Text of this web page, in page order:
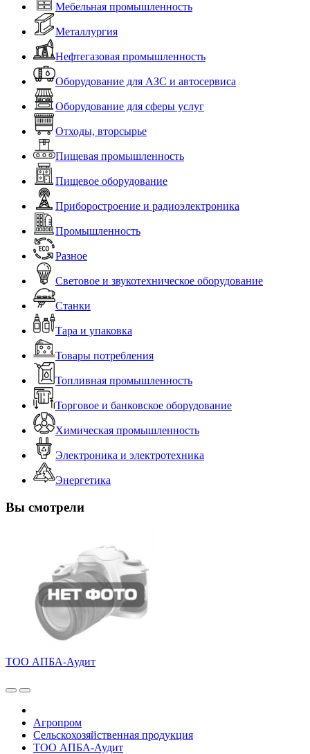
Мебельная промышленность
Металлургия
Нефтегазовая промышленность
Оборудование для АЗС и автосервиса
Оборудование для сферы услуг
Отходы, вторсырье
Пищевая промышленность
Пищевое оборудование
Приборостроение и радиоэлектроника
Промышленность
Разное
Световое и звукотехническое оборудование
Станки
Тара и упаковка
Товары потребления
Топливная промышленность
Торговое и банковское оборудование
Химическая промышленность
Электроника и электротехника
Энергетика
Вы смотрели
ТОО АПБА-Аудит
Агропром
Сельскохозяйственная продукция
ТОО АПБА-Аудит